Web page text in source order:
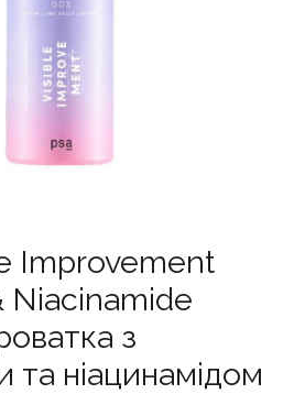
Improvement
Niacinamide
з
та ніацинамідом